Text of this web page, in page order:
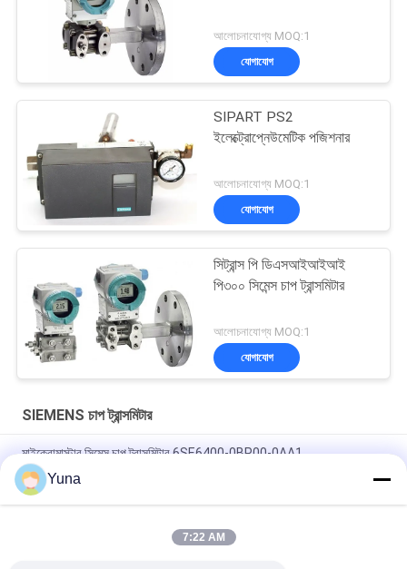
আলোচনাযোগ্য MOQ:1
যোগাযোগ
SIPART PS2
ইলেক্ট্রোপ্নেউমেটিক পজিশনার
আলোচনাযোগ্য MOQ:1
যোগাযোগ
সিট্রান্স পি ডিএসআইআইআই
পি৩০০ সিমেন্স চাপ ট্রান্সমিটার
আলোচনাযোগ্য MOQ:1
যোগাযোগ
SIEMENS চাপ ট্রান্সমিটার
মাইক্রোমাস্টার সিমেন্স চাপ ট্রান্সমিটার 6SE6400-0BP00-0AA1
S7-200 6GK1716-0HB14-0AA0, হার্ডনেট ইত্যাদি S7 রেডকানেক্ট সিমেন্স
সিমেটিক
স্টেইনলেস স্টীল সিমেন্স চাপ ট্রান্সমিটার সফটওয়্যার সার্ভার রিডান্ডান্সি 6ES7652-
Yuna
7:22 AM